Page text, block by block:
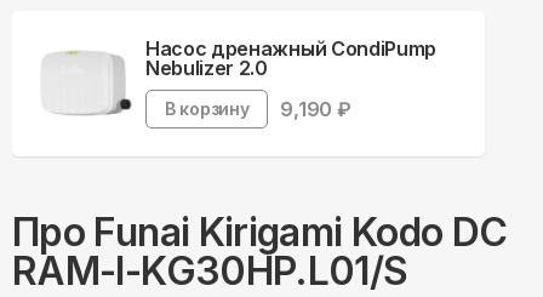
Насос дренажный CondiPump
Nebulizer 2.0
В корзину 9,190 ₽
Про Funai Kirigami Kodo DC
RAM-I-KG30HP.L01/S